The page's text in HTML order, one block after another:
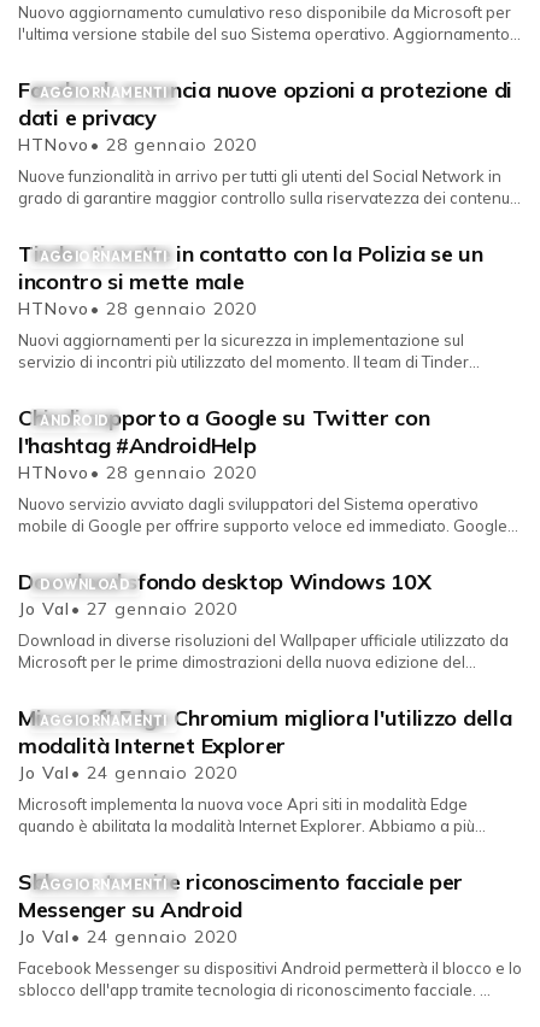
Nuovo aggiornamento cumulativo reso disponibile da Microsoft per
l'ultima versione stabile del suo Sistema operativo. Aggiornamento...
AGGIORNAMENTI
Facebook annuncia nuove opzioni a protezione di
dati e privacy
HTNovo• 28 gennaio 2020
Nuove funzionalità in arrivo per tutti gli utenti del Social Network in
grado di garantire maggior controllo sulla riservatezza dei contenu...
AGGIORNAMENTI
Tinder ti mette in contatto con la Polizia se un
incontro si mette male
HTNovo• 28 gennaio 2020
Nuovi aggiornamenti per la sicurezza in implementazione sul
servizio di incontri più utilizzato del momento. Il team di Tinder
ANDROID
Chiedi supporto a Google su Twitter con
l'hashtag #AndroidHelp
HTNovo• 28 gennaio 2020
Nuovo servizio avviato dagli sviluppatori del Sistema operativo
mobile di Google per offrire supporto veloce ed immediato. Google
DOWNLOAD
Download sfondo desktop Windows 10X
Jo Val• 27 gennaio 2020
Download in diverse risoluzioni del Wallpaper ufficiale utilizzato da
Microsoft per le prime dimostrazioni della nuova edizione del
AGGIORNAMENTI
Microsoft Edge Chromium migliora l'utilizzo della
modalità Internet Explorer
Jo Val• 24 gennaio 2020
Microsoft implementa la nuova voce Apri siti in modalità Edge
quando è abilitata la modalità Internet Explorer. Abbiamo a più
AGGIORNAMENTI
Sblocco tramite riconoscimento facciale per
Messenger su Android
Jo Val• 24 gennaio 2020
Facebook Messenger su dispositivi Android permetterà il blocco e lo